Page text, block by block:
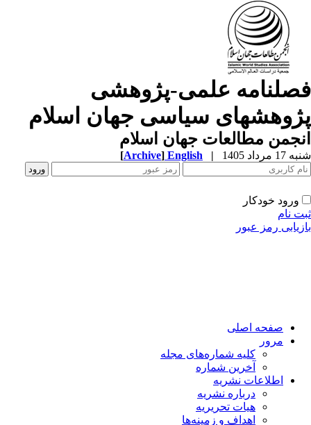
علمی-پژوهشی
سیاسی جهان اسلام
مطالعات جهان اسلام
مرداد 1405 |
English
[Archive]
ورود خودکار
نام
رمز عبور
صفحه اصلی
مرور
کلیه شماره‌های مجله
آخرین شماره
اطلاعات نشریه
درباره نشریه
هیات تحریریه
اهداف و زمینه‌ها